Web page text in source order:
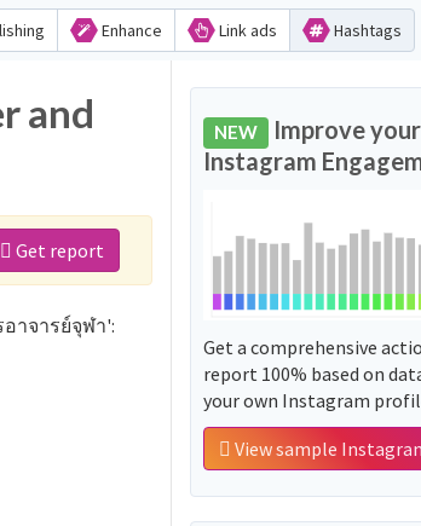
Enhance Link ads Hashtags
and
Get report
อาจารย์จุฬา':
NEW Improve your
Instagram
Get a comprehensive
report 100% based on
your own Instagram
View sample